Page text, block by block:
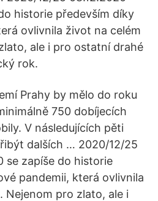
historie především díky
ovlivnila život na celém
ale i pro ostatní drahé
rok.
Prahy by mělo do roku
750 dobíjecích
V následujících pěti
dalších … 2020/12/25
se zapíše do historie
pandemii, která ovlivnila
Nejenom pro zlato, ale i